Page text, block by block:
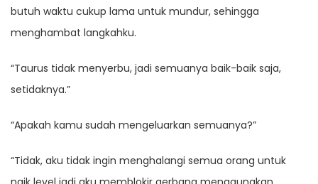
butuh waktu cukup lama untuk mundur, sehingga
menghambat langkahku.
“Taurus tidak menyerbu, jadi semuanya baik-baik saja,
setidaknya.”
“Apakah kamu sudah mengeluarkan semuanya?”
“Tidak, aku tidak ingin menghalangi semua orang untuk